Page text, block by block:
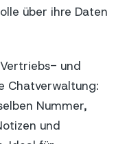
über ihre Daten
und
Chatverwaltung:
Nummer,
und